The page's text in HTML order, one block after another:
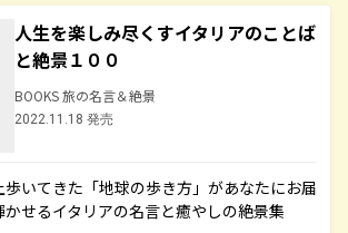
人生を楽しみ尽くすイタリアのことば
と絶景１００
BOOKS 旅の名言＆絶景
2022.11.18 発売
いてきた「地球の歩き方」があなたにお届
かせるイタリアの名言と癒やしの絶景集